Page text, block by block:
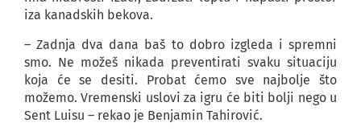
iza kanadskih bekova.
– Zadnja dva dana baš to dobro izgleda i spremni
smo. Ne možeš nikada preventirati svaku situaciju
koja će se desiti. Probat ćemo sve najbolje što
možemo. Vremenski uslovi za igru će biti bolji nego u
Sent Luisu – rekao je Benjamin Tahirović.